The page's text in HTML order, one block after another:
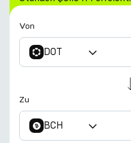
Von
DOT
Zu
BCH